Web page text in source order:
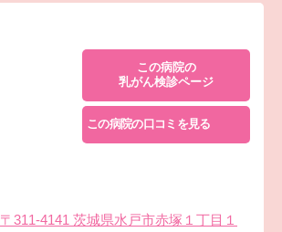
この病院の
乳がん検診ページ
この病院の口コミを見る
〒311-4141 茨城県水戸市赤塚１丁目１